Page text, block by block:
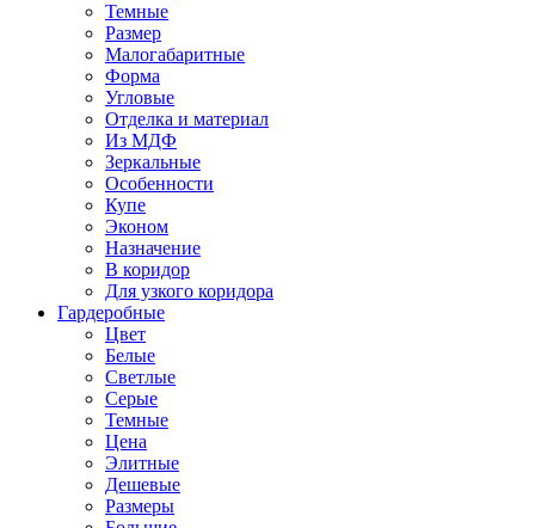
Темные
Размер
Малогабаритные
Форма
Угловые
Отделка и материал
Из МДФ
Зеркальные
Особенности
Купе
Эконом
Назначение
В коридор
Для узкого коридора
Гардеробные
Цвет
Белые
Светлые
Серые
Темные
Цена
Элитные
Дешевые
Размеры